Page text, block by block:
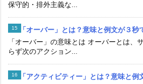
保守的・排外主義な...
「オーバー」とは？意味と例文が３秒
「オーバー」の意味とは オーバーとは、
らず次のアクション...
「アクティビティー」とは？意味と例